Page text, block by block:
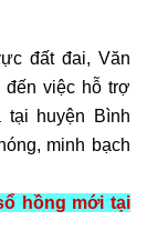
đất đai, Văn
việc hỗ trợ
tại huyện Bình
minh bạch
hồng mới tại